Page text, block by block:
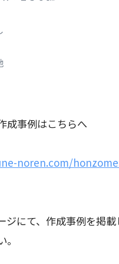
成事例はこちらへ
noren.com/
ジにて、作成事例を掲載